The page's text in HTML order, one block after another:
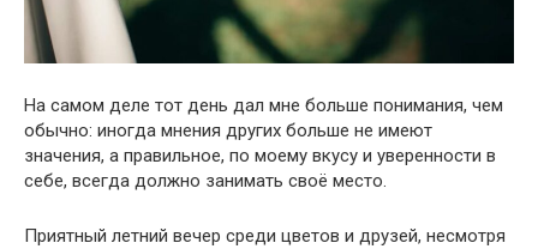
На самом деле тот день дал мне больше понимания, чем
обычно: иногда мнения других больше не имеют
значения, а правильное, по моему вкусу и уверенности в
себе, всегда должно занимать своё место.
Приятный летний вечер среди цветов и друзей, несмотря